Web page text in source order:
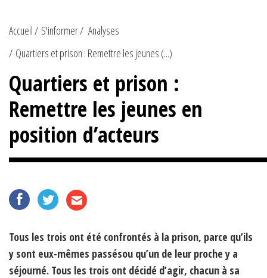
Accueil S'informer
Analyses
Quartiers et prison : Remettre les jeunes (...)
Quartiers et prison :
Remettre les jeunes en
position d’acteurs
Tous les trois ont été confrontés à la prison, parce qu’ils
y sont eux-mêmes passésou qu’un de leur proche y a
séjourné. Tous les trois ont décidé d’agir, chacun à sa